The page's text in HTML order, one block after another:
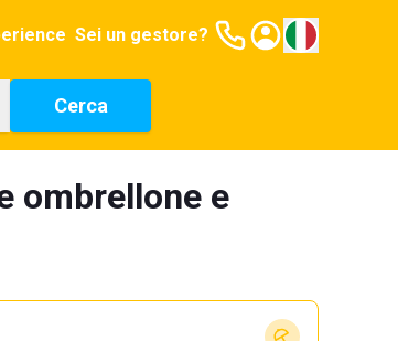
Sei un gestore?
Cerca
ombrellone e